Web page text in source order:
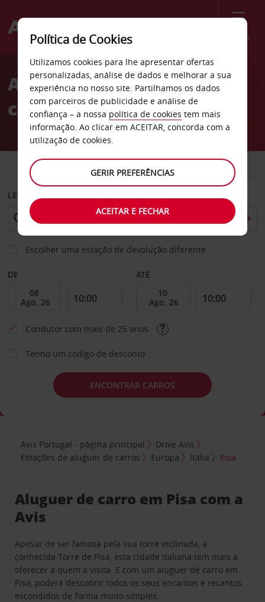
Menu
Welcome
AvisAluguer de carro em Pisa
com a Avis
CARRO COMERCIAIS
LEVANTAR EM
Escolher uma estação de devolução diferente
DE ATÉ
Condutor com mais de 25 anos
Tenho um código de desconto
ENCONTRAR CARROS
Avis Portugal - página principal
Drive Avis
Estações de aluguer de carros
Europa Itália Pisa
Aluguer de carro em Pisa com a
Avis
Apesar de ser famosa pela sua torre inclinada, a
conhecida Torre de Pisa, esta cidade italiana tem mais a
oferecer a quem a visita. E com um aluguer de carro em
Pisa, poderá descobrir todos os seus encantos e recantos
escondidos de forma muito simples.
Política de Cookies
Utilizamos cookies para lhe apresentar ofertas
personalizadas, análise de dados e melhorar a sua
experiência no nosso site. Partilhamos os dados
com parceiros de publicidade e análise de
confiança – a nossa política de cookies tem mais
informação. Ao clicar em ACEITAR, concorda com a
utilização de cookies.
GERIR PREFERÊNCIAS
ACEITAR E FECHAR